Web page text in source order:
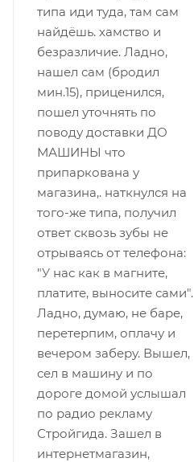
типа иди туда, там сам
найдёшь. хамство и
безразличие. Ладно,
нашел сам (бродил
мин.15), приценился,
пошел уточнять по
поводу доставки ДО
МАШИНЫ что
припаркована у
магазина,. наткнулся на
того-же типа, получил
ответ сквозь зубы не
отрываясь от телефона:
"У нас как в магните,
платите, выносите сами".
Ладно, думаю, не баре,
перетерпим, оплачу и
вечером заберу. Вышел,
сел в машину и по
дороге домой услышал
по радио рекламу
Стройгида. Зашел в
интернетмагазин,